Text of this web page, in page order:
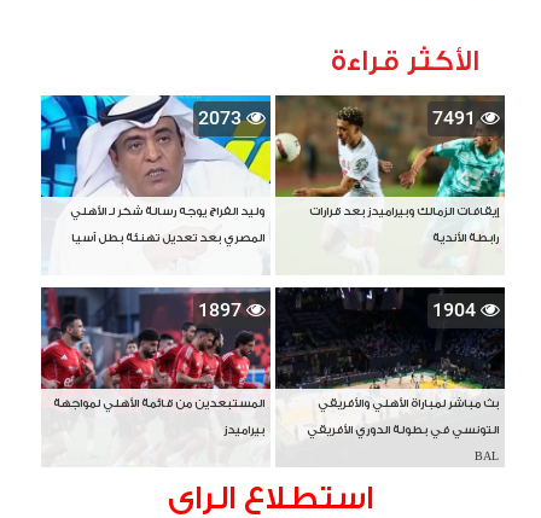
الأكثر قراءة
7491
إيقافات الزمالك وبيراميدز بعد قرارات
رابطة الأندية
2073
وليد الفراج يوجه رسالة شكر لـ الأهلي
المصري بعد تعديل تهنئة بطل آسيا
1904
بث مباشر لمباراة الأهلي والأفريقي
التونسي في بطولة الدوري الأفريقي
BAL
1897
المستبعدين من قائمة الأهلي لمواجهة
بيراميدز
استطلاع الراى